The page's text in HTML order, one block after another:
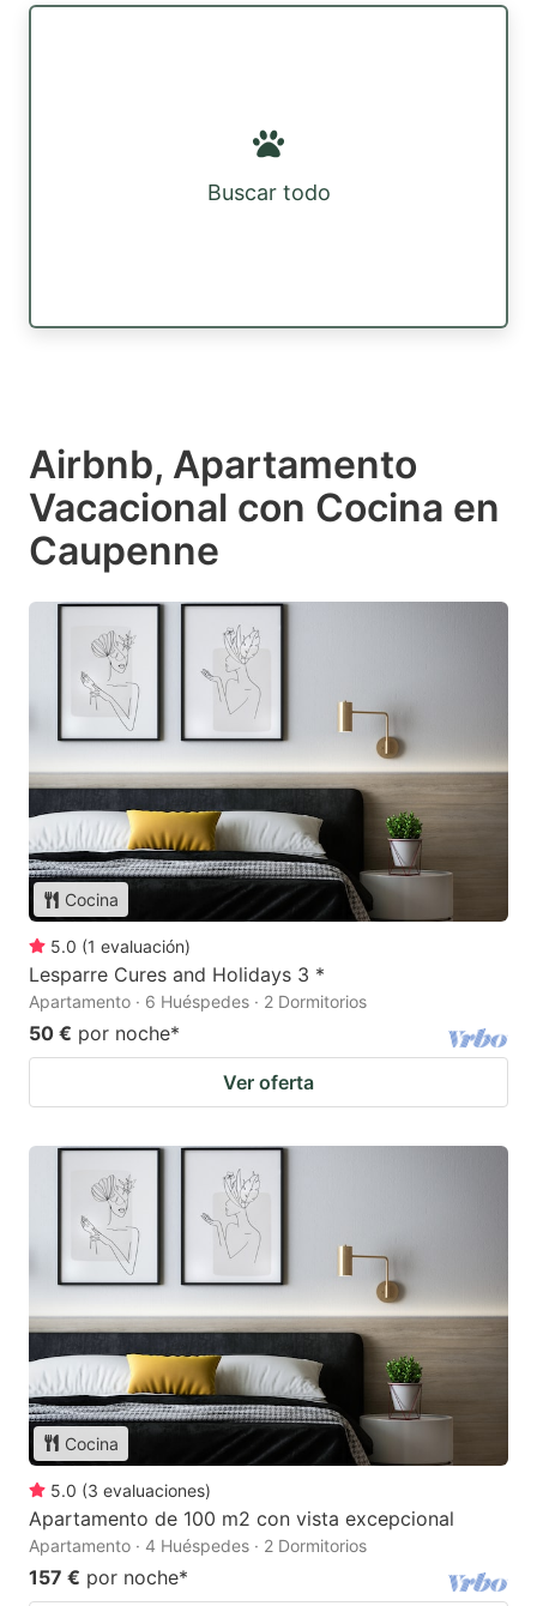
Buscar todo
Airbnb, Apartamento
Vacacional con Cocina en
Caupenne
Cocina
5.0 (1 evaluación)
Lesparre Cures and Holidays 3 *
Apartamento · 6 Huéspedes · 2 Dormitorios
50 € por noche*
Ver oferta
Cocina
5.0 (3 evaluaciones)
Apartamento de 100 m2 con vista excepcional
Apartamento · 4 Huéspedes · 2 Dormitorios
157 € por noche*